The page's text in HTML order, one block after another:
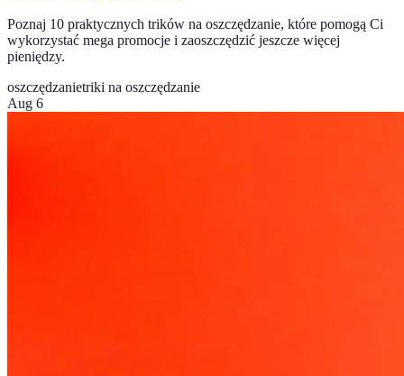
Poznaj 10 praktycznych trików na oszczędzanie, które pomogą Ci
wykorzystać mega promocje i zaoszczędzić jeszcze więcej
pieniędzy.
oszczędzanietriki na oszczędzanie
Aug 6